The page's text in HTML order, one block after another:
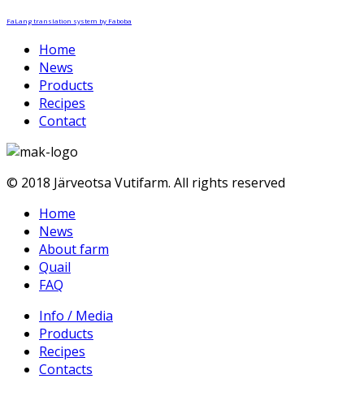
FaLang translation system by Faboba
Home
News
Products
Recipes
Contact
© 2018 Järveotsa Vutifarm. All rights reserved
Home
News
About farm
Quail
FAQ
Info / Media
Products
Recipes
Contacts